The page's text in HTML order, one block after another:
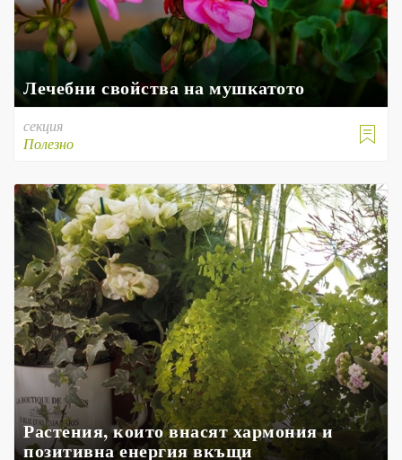
Лечебни свойства на мушкатото

секция
Полезно
Растения, които внасят хармония и
позитивна енергия вкъщи